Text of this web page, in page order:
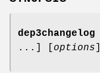
dep3changelog
...] [ options